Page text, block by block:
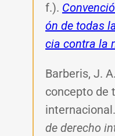
f.).
ón de todas
cia contra la
Barberis, J.
concepto de
de derecho